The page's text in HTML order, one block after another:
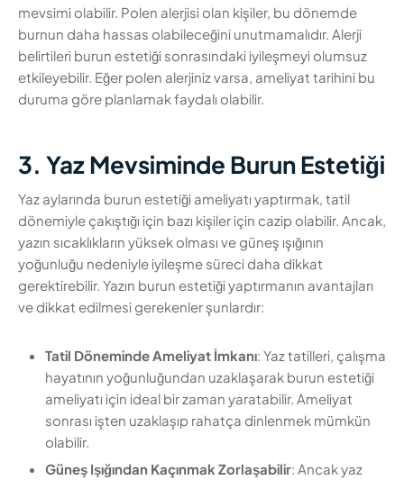
mevsimi olabilir. Polen alerjisi olan kişiler, bu dönemde
burnun daha hassas olabileceğini unutmamalıdır. Alerji
belirtileri burun estetiği sonrasındaki iyileşmeyi olumsuz
etkileyebilir. Eğer polen alerjiniz varsa, ameliyat tarihini bu
duruma göre planlamak faydalı olabilir.
3. Yaz Mevsiminde Burun Estetiği
Yaz aylarında burun estetiği ameliyatı yaptırmak, tatil
dönemiyle çakıştığı için bazı kişiler için cazip olabilir. Ancak,
yazın sıcaklıkların yüksek olması ve güneş ışığının
yoğunluğu nedeniyle iyileşme süreci daha dikkat
gerektirebilir. Yazın burun estetiği yaptırmanın avantajları
ve dikkat edilmesi gerekenler şunlardır:
Tatil Döneminde Ameliyat İmkanı: Yaz tatilleri, çalışma
hayatının yoğunluğundan uzaklaşarak burun estetiği
ameliyatı için ideal bir zaman yaratabilir. Ameliyat
sonrası işten uzaklaşıp rahatça dinlenmek mümkün
olabilir.
Güneş Işığından Kaçınmak Zorlaşabilir: Ancak yaz